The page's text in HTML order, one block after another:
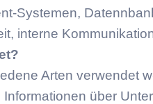
Systemen,
interne
Arten verwendet
über